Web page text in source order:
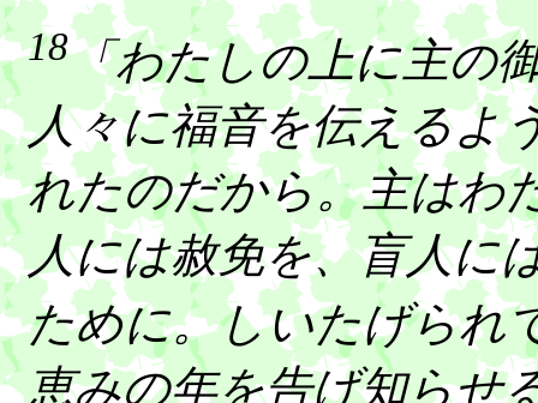
18「わたしの上に主の
人々に福音を伝えるよ
れたのだから。主はわ
人には赦免を、盲人に
ために。しいたげられ
恵みの年を告げ知らせ